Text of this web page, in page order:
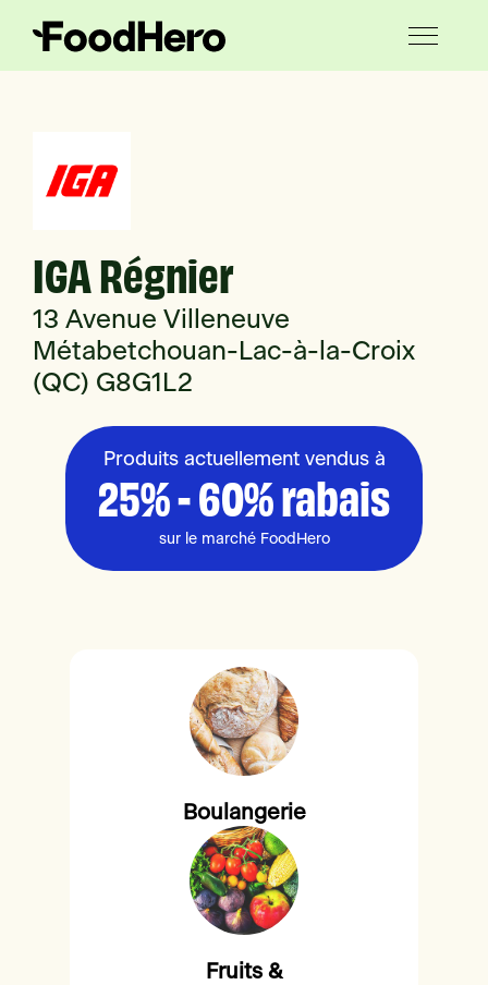
IGA Régnier
13 Avenue Villeneuve
Métabetchouan-Lac-à-la-Croix
(QC) G8G1L2
Produits actuellement vendus à
25% - 60% rabais
sur le marché FoodHero
Boulangerie
Fruits &